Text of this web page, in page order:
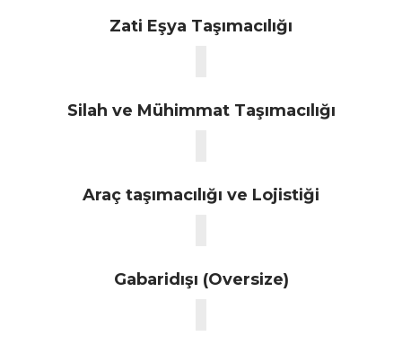
Zati Eşya Taşımacılığı
Silah ve Mühimmat Taşımacılığı
Araç taşımacılığı ve Lojistiği
Gabaridışı (Oversize)